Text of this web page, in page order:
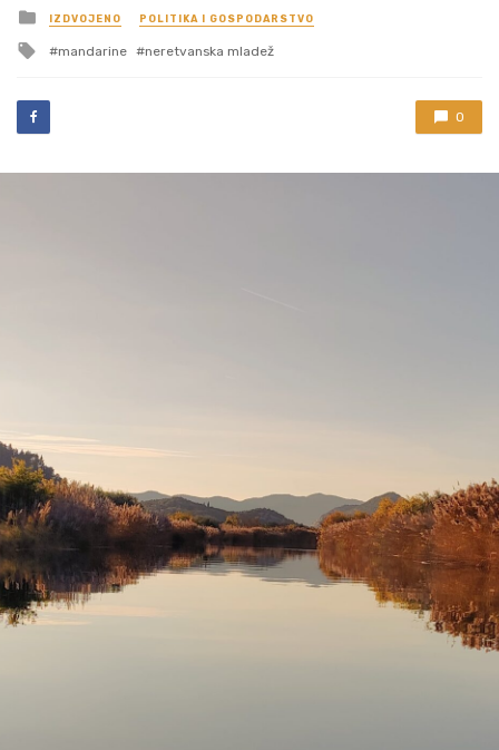
Posted
in
IZDVOJENO POLITIKA I GOSPODARSTVO
Tagged
mandarine neretvanska mladež
0